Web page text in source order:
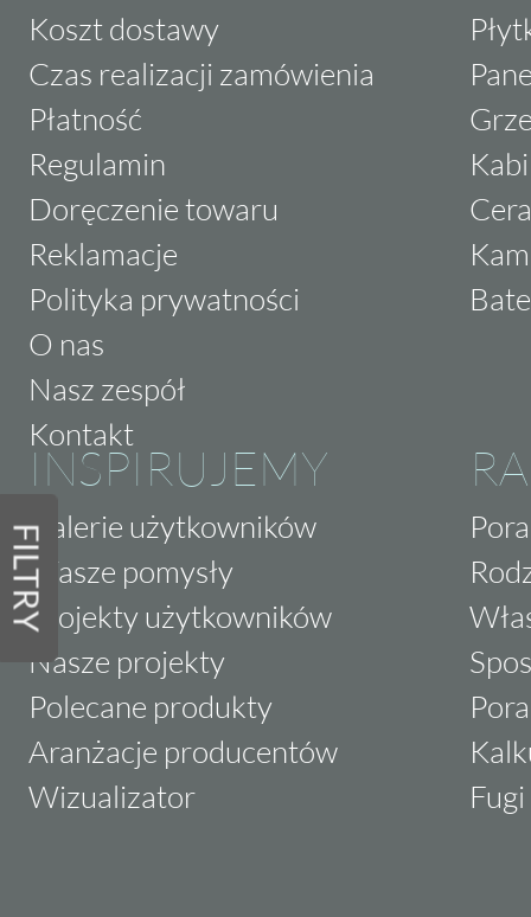
FILTRY
Koszt dostawy
Czas realizacji zamówienia
Płatność
Regulamin
Doręczenie towaru
Reklamacje
Polityka prywatności
O nas
Nasz zespół
Kontakt
INSPIRUJEMY
Galerie użytkowników
Wasze pomysły
Projekty użytkowników
Nasze projekty
Polecane produkty
Aranżacje producentów
Wizualizator